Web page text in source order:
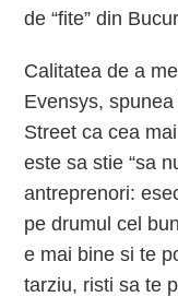
de “fite” din
Calitatea de a
Evensys,
Street ca cea
este sa stie “sa
antreprenori:
pe drumul cel
e mai bine si te
tarziu, risti sa te